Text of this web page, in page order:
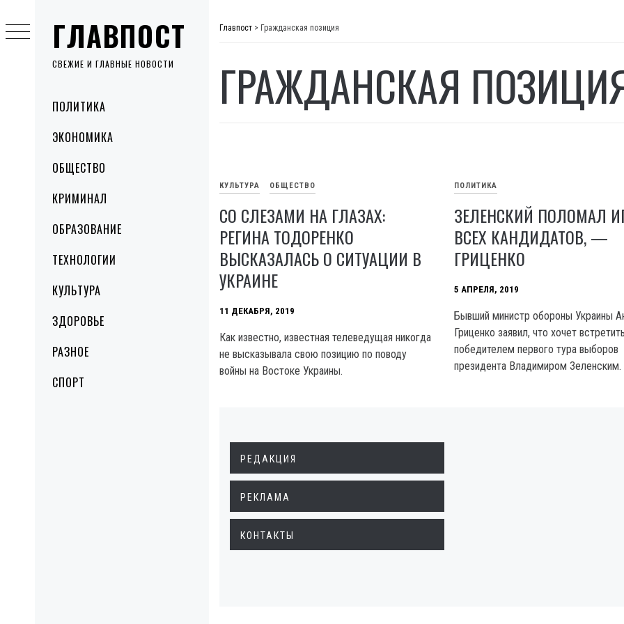
ГЛАВПОСТ
СВЕЖИЕ И ГЛАВНЫЕ НОВОСТИ
MenuПОЛИТИКА
ЭКОНОМИКА
ОБЩЕСТВО
КРИМИНАЛ
ОБРАЗОВАНИЕ
ТЕХНОЛОГИИ
КУЛЬТУРА
ЗДОРОВЬЕ
РАЗНОЕ
СПОРТ
to
content
Главпост > Гражданская позиция
ГРАЖДАНСКАЯ
КУЛЬТУРА ОБЩЕСТВО
СО СЛЕЗАМИ НА ГЛАЗАХ:
РЕГИНА ТОДОРЕНКО
ВЫСКАЗАЛАСЬ О СИТУАЦИИ В
УКРАИНЕ
11 ДЕКАБРЯ, 2019
Как известно, известная телеведущая никогда
не высказывала свою позицию по поводу
войны на Востоке Украины.
ПОЛИТИКА
ЗЕЛЕНСКИЙ ПОЛОМАЛ
ВСЕХ КАНДИДАТОВ, —
ГРИЦЕНКО
5 АПРЕЛЯ, 2019
Бывший министр обороны Украины
Гриценко заявил, что хочет
победителем первого тура выборов
президента Владимиром Зеленским.
РЕДАКЦИЯ
РЕКЛАМА
КОНТАКТЫ